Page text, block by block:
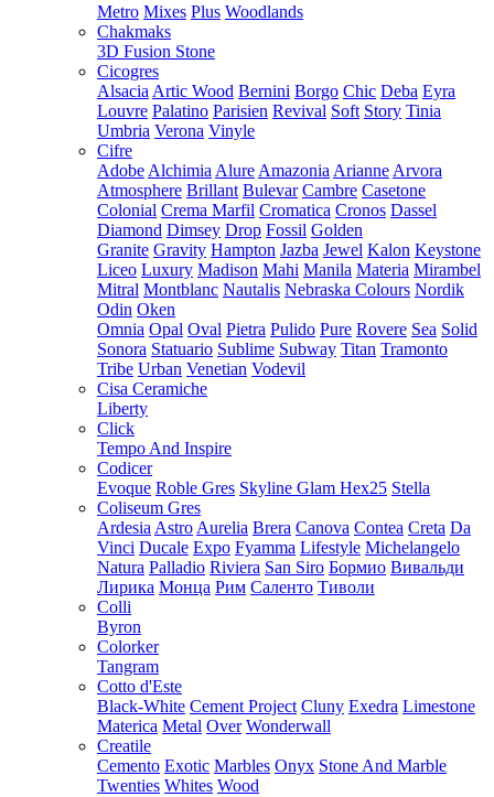
Metro Mixes Plus Woodlands
Chakmaks
3D Fusion Stone
Cicogres
Alsacia Artic Wood Bernini Borgo Chic Deba Eyra
Louvre Palatino Parisien Revival Soft Story Tinia
Umbria Verona Vinyle
Cifre
Adobe Alchimia Alure Amazonia Arianne Arvora
Atmosphere Brillant Bulevar Cambre Casetone
Colonial Crema Marfil Cromatica Cronos Dassel
Diamond Dimsey Drop Fossil Golden
Granite Gravity Hampton Jazba Jewel Kalon Keystone
Liceo Luxury Madison Mahi Manila Materia Mirambel
Mitral Montblanc Nautalis Nebraska Colours Nordik
Odin Oken
Omnia Opal Oval Pietra Pulido Pure Rovere Sea Solid
Sonora Statuario Sublime Subway Titan Tramonto
Tribe Urban Venetian Vodevil
Cisa Ceramiche
Liberty
Click
Tempo And Inspire
Codicer
Evoque Roble Gres Skyline Glam Hex25 Stella
Coliseum Gres
Ardesia Astro Aurelia Brera Canova Contea Creta Da
Vinci Ducale Expo Fyamma Lifestyle Michelangelo
Natura Palladio Riviera San Siro Бормио Вивальди
Лирика Монца Рим Саленто Тиволи
Colli
Byron
Colorker
Tangram
Cotto d'Este
Black-White Cement Project Cluny Exedra Limestone
Materica Metal Over Wonderwall
Creatile
Cemento Exotic Marbles Onyx Stone And Marble
Twenties Whites Wood